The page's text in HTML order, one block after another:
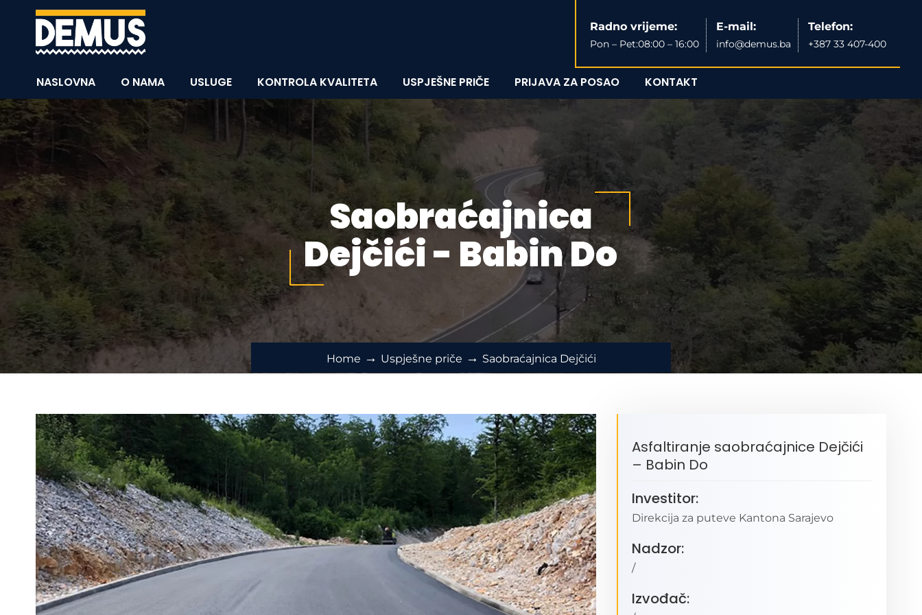
Radno vrijeme:
Pon – Pet:08:00 – 16:00
E-mail:
info@demus.ba
Telefon:
+387 33 407-400
NASLOVNA O NAMA USLUGE KONTROLA KVALITETA USPJEŠNE PRIČE PRIJAVA ZA POSAO KONTAKT
Saobraćajnica
Dejčići - Babin Do
Home → Uspješne priče → Saobraćajnica Dejčići
Asfaltiranje saobraćajnice Dejčići
– Babin Do
Investitor:
Direkcija za puteve Kantona Sarajevo
Nadzor:
/
Izvođač:
Neophodno
Ovi kolačići
nisu izborni.
Potrebni su za
funkcioniranje
web stranice.
Statistika
Kako bismo
poboljšali
funkcionalnost